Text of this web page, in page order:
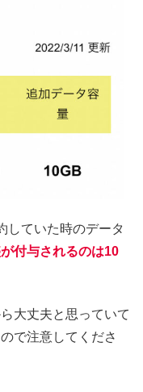
していた時のデータ
付与されるのは10
大丈夫と思っていて
で注意してくださ